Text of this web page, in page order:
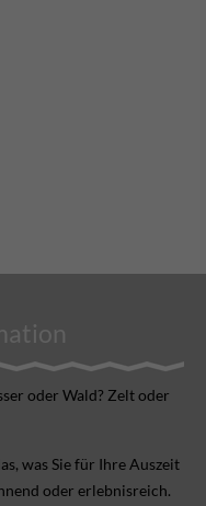
oder Wald? Zelt oder
was Sie für Ihre Aus­zeit
oder erlebnis­reich.